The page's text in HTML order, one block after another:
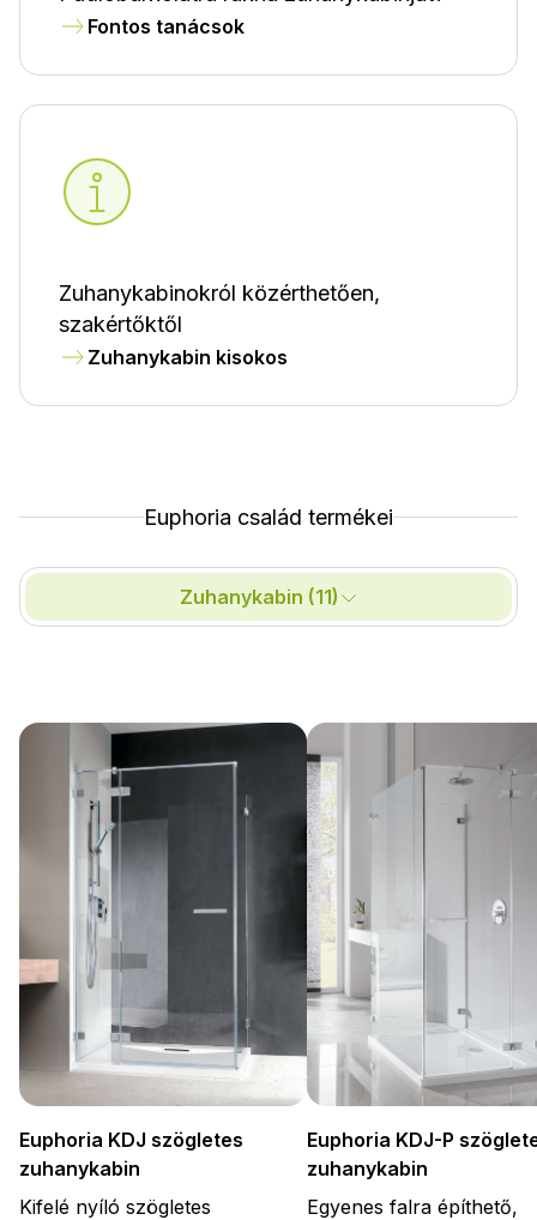
Fontos tanácsok
Zuhanykabinokról közérthetően,
szakértőktől
Zuhanykabin kisokos
Euphoria család termékei
Zuhanykabin (11)
Euphoria KDJ szögletes
zuhanykabin
Kifelé nyíló szögletes
Euphoria KDJ-P
zuhanykabin
Egyenes falra építhető,